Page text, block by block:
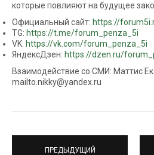
которые повлияют на будущее
Официальный сайт: https://
TG: https://t.me/forum_penza_5i
VK: https://vk.com/forum_penza_5i
ЯндексДзен: https://dzen.ru/
Взаимодействие со СМИ: Маттис
mailto.nikky@yandex.ru
ПРЕДЫДУЩИЙ